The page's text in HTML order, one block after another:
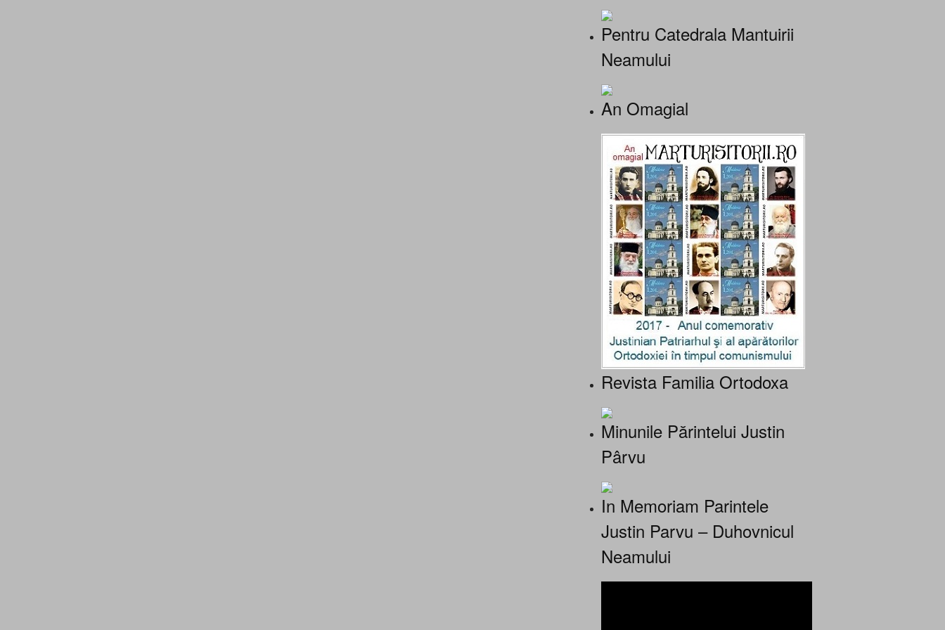
Pentru Catedrala Mantuirii
Neamului
An Omagial
Revista Familia Ortodoxa
Minunile Părintelui Justin
Pârvu
In Memoriam Parintele
Justin Parvu – Duhovnicul
Neamului